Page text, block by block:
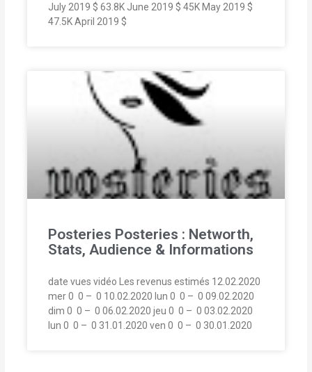
July 2019 $ 63.8K June 2019 $ 45K May 2019 $
47.5K April 2019 $
Posteries Posteries : Networth,
Stats, Audience & Informations
date vues vidéo Les revenus estimés 12.02.2020
mer 0  0 –  0 10.02.2020 lun 0  0 –  0 09.02.2020
dim 0  0 –  0 06.02.2020 jeu 0  0 –  0 03.02.2020
lun 0  0 –  0 31.01.2020 ven 0  0 –  0 30.01.2020